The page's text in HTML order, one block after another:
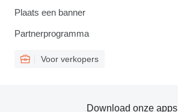
Plaats een banner
Partnerprogramma
Voor verkopers
Download onze apps